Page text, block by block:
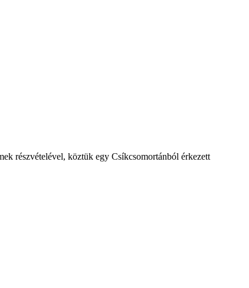
részvételével, köztük egy Csíkcsomortánból érkezett